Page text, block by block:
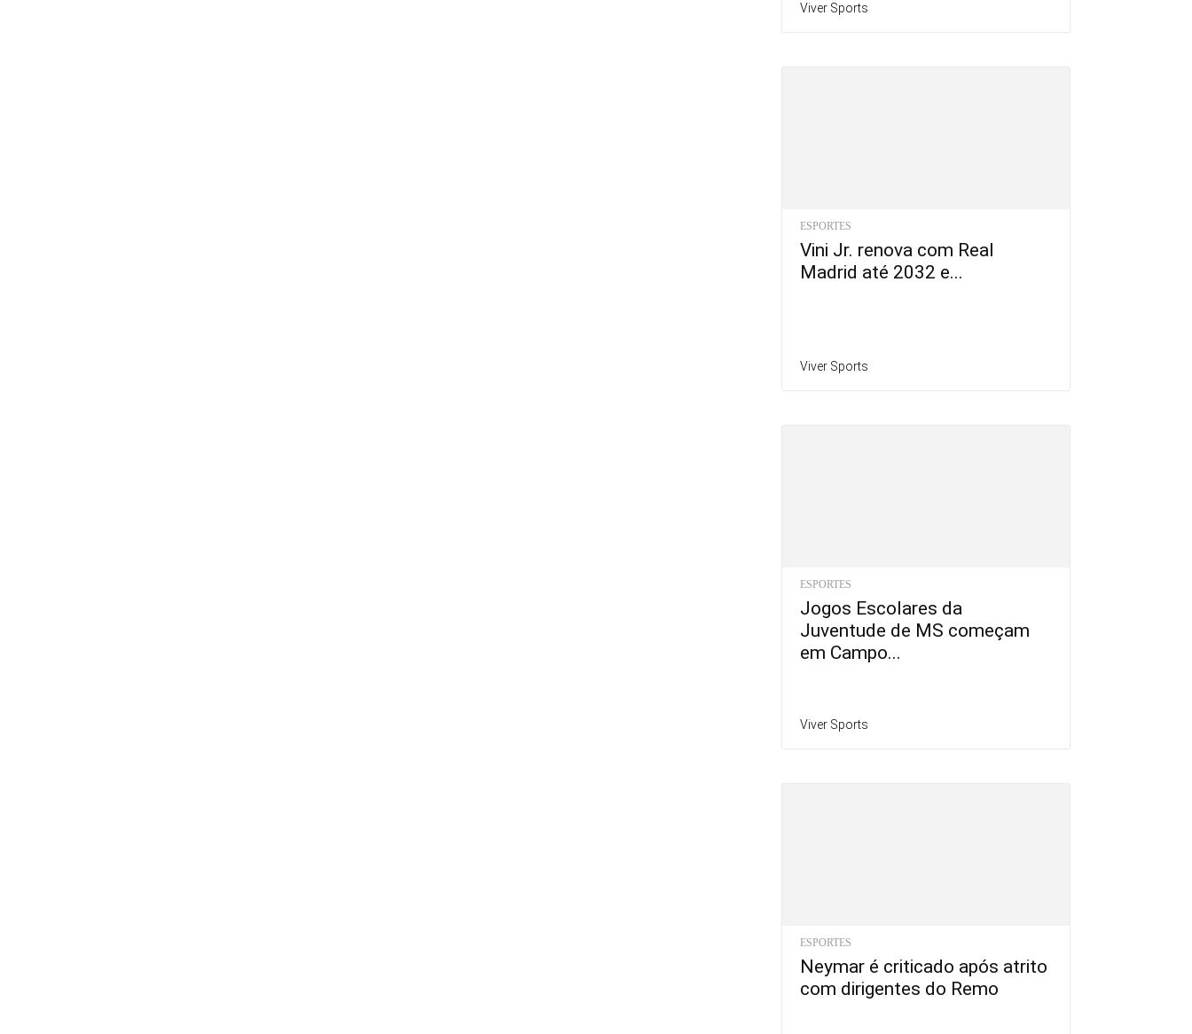
Viver Sports
ESPORTES
Vini Jr. renova com Real
Madrid até 2032 e...
Viver Sports
ESPORTES
Jogos Escolares da
Juventude de MS começam
em Campo...
Viver Sports
ESPORTES
Neymar é criticado após atrito
com dirigentes do Remo